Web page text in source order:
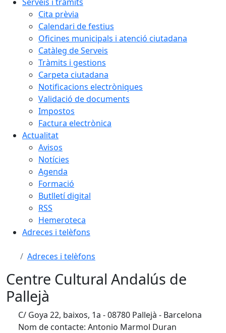
Cita prèvia
Calendari de festius
Oficines municipals i atenció ciutadana
Catàleg de Serveis
Tràmits i gestions
Carpeta ciutadana
Notificacions electròniques
Validació de documents
Impostos
Factura electrònica
Actualitat
Avisos
Notícies
Agenda
Formació
Butlletí digital
RSS
Hemeroteca
Adreces i telèfons
Adreces i telèfons
Centre Cultural Andalús de
Pallejà
C/ Goya 22, baixos, 1a - 08780 Pallejà - Barcelona
Nom de contacte: Antonio Marmol Duran